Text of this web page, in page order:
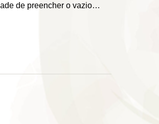
de preencher o vazio…